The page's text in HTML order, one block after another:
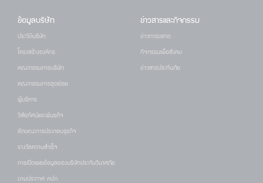
ข้อมูลบริษัท
ประวัติบริษัท
โครงสร้างองค์กร
คณะกรรมการบริษัท
คณะกรรมการชุดย่อย
ผู้บริหาร
วิสัยทัศน์และพันธกิจ
ลักษณะการประกอบธุรกิจ
รางวัลความสำเร็จ
การเปิดเผยข้อมูลของบริษัทประกันวินาศภัย
ตามประกาศ คปภ.
ข่าวสารและกิจกรรม
ข่าวการตลาด
กิจกรรมเพื่อสังคม
ข่าวสารประกันภัย